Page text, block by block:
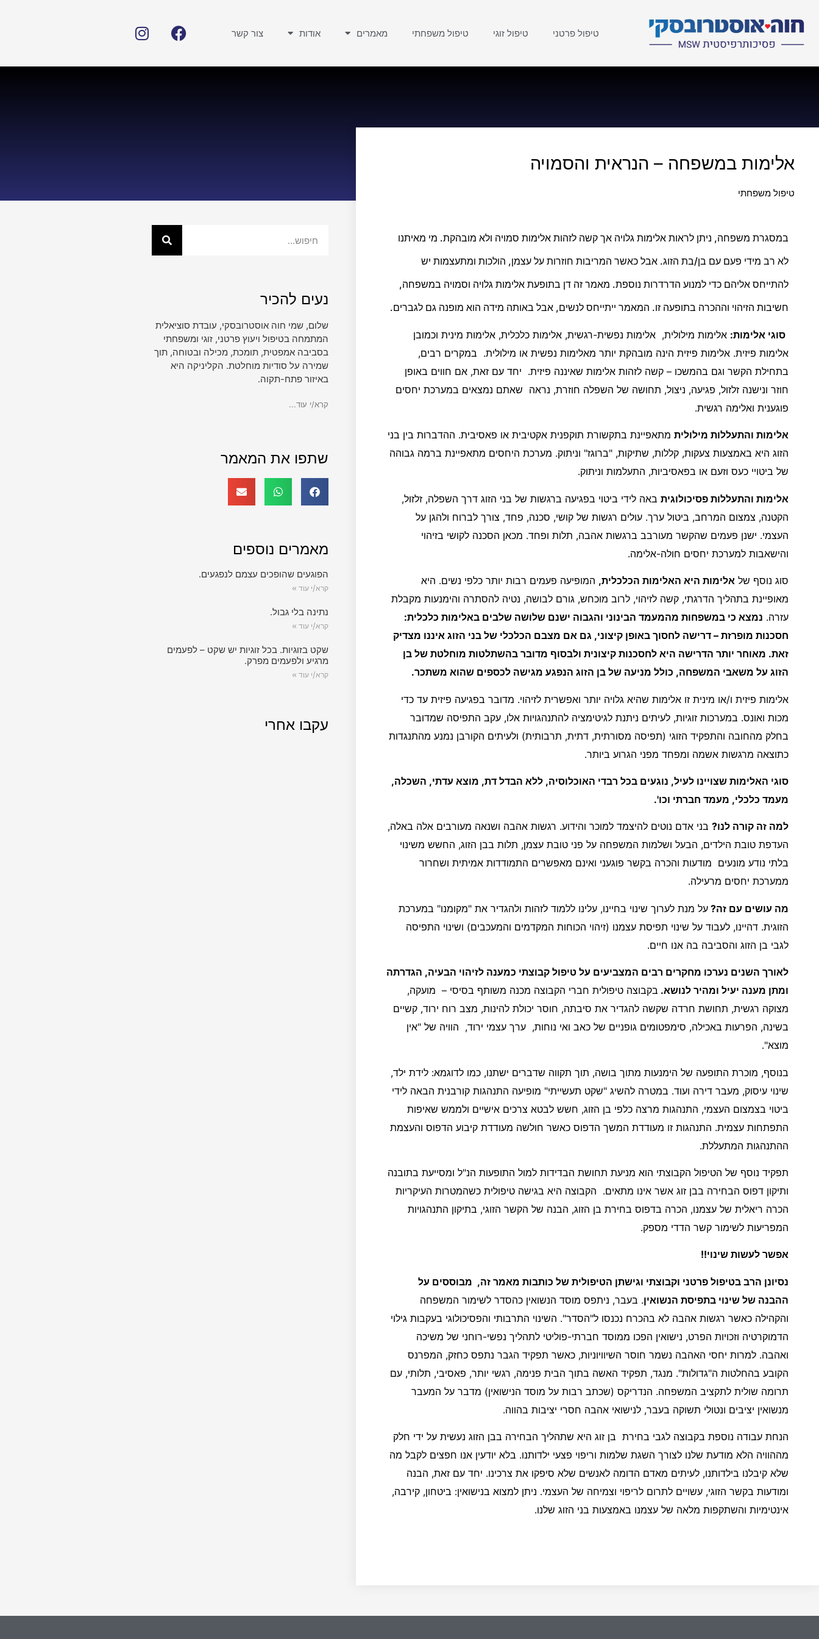
טיפול פרטני טיפול זוגי טיפול משפחתי מאמרים אודות צור קשר
אלימות במשפחה – הנראית והסמויה
טיפול משפחתי
במסגרת משפחה, ניתן לראות אלימות גלויה אך קשה לזהות אלימות סמויה ולא מובהקת. מי מאיתנו
לא רב מידי פעם עם בן/בת הזוג. אבל כאשר המריבות חוזרות על עצמן, הולכות ומתעצמות יש
להתייחס אליהם כדי למנוע הדרדרות נוספת. מאמר זה דן בתופעת אלימות גלויה וסמויה במשפחה,
חשיבות הזיהוי וההכרה בתופעה זו. המאמר ייתייחס לנשים, אבל באותה מידה הוא מופנה גם לגברים.
סוגי אלימות: אלימות מילולית, אלימות נפשית-רגשית, אלימות כלכלית, אלימות מינית וכמובן
אלימות פיזית. אלימות פיזית הינה מובהקת יותר מאלימות נפשית או מילולית. במקרים רבים,
בתחילת הקשר וגם בהמשכו – קשה לזהות אלימות שאיננה פיזית. יחד עם זאת, אם חווים באופן
חוזר ונישנה זלזול, פגיעה, ניצול, תחושה של השפלה חוזרת, נראה שאתם נמצאים במערכת יחסים
פוגענית ואלימה רגשית.
אלימות והתעללות מילולית מתאפיינת בתקשורת תוקפנית אקטיבית או פאסיבית. ההדברות בין בני
הזוג היא באמצעות צעקות, קללות, שתיקות, "ברוגז" וניתוק. מערכת היחסים מתאפיינת ברמה גבוהה
של ביטויי כעס וזעם או בפאסיביות, התעלמות וניתוק.
אלימות והתעללות פסיכולוגית באה לידי ביטוי בפגיעה ברגשות של בני הזוג דרך השפלה, זלזול,
הקטנה, צמצום המרחב, ביטול ערך. עולים רגשות של קושי, סכנה, פחד, צורך לברוח ולהגן על
העצמי. ישנן פעמים שהקשר מעורבב ברגשות אהבה, תלות ופחד. מכאן הסכנה לקושי בזיהוי
והישאבות למערכת יחסים חולה-אלימה.
סוג נוסף של אלימות היא האלימות הכלכלית, המופיעה פעמים רבות יותר כלפי נשים. היא
מאופיינת בתהליך הדרגתי, קשה לזיהוי, לרוב מוכחש, גורם לבושה, נטיה להסתרה והימנעות מקבלת
עזרה. נמצא כי במשפחות מהמעמד הבינוני והגבוה ישנם שלושה שלבים באלימות כלכלית:
חסכנות מופרזת – דרישה לחסוך באופן קיצוני, גם אם מצבם הכלכלי של בני הזוג איננו מצדיק
זאת. מאוחר יותר הדרישה היא לחסכנות קיצונית ולבסוף מדובר בהשתלטות מוחלטת של בן
הזוג על משאבי המשפחה, כולל מניעה של בן הזוג הנפגע מגישה לכספים שהוא משתכר.
אלימות פיזית ו/או מינית זו אלימות שהיא גלויה יותר ואפשרית לזיהוי. מדובר בפגיעה פיזית עד כדי
מכות ואונס. במערכות זוגיות, לעיתים ניתנת לגיטימציה להתנהגויות אלו, עקב התפיסה שמדובר
בחלק מהחובה והתפקיד הזוגי (תפיסה מסורתית, דתית, תרבותית) ולעיתים הקורבן נמנע מהתנגדות
כתוצאה מרגשות אשמה ומפחד מפני הגרוע ביותר.
סוגי האלימות שצויינו לעיל, נוגעים בכל רבדי האוכלוסיה, ללא הבדל דת, מוצא עדתי, השכלה,
מעמד כלכלי, מעמד חברתי וכו'.
למה זה קורה לנו? בני אדם נוטים להיצמד למוכר והידוע. רגשות אהבה ושנאה מעורבים אלה באלה,
העדפת טובת הילדים, הבעל ושלמות המשפחה על פני טובת עצמן, תלות בבן הזוג, החשש משינוי
בלתי נודע מונעים מודעות והכרה בקשר פוגעני ואינם מאפשרים התמודדות אמיתית ושחרור
ממערכת יחסים מרעילה.
מה עושים עם זה? על מנת לערוך שינוי בחיינו, עלינו ללמוד לזהות ולהגדיר את "מקומנו" במערכת
הזוגית. דהיינו, לעבוד על שינוי תפיסת עצמנו (זיהוי הכוחות המקדמים והמעכבים) ושינוי התפיסה
לגבי בן הזוג והסביבה בה אנו חיים.
לאורך השנים נערכו מחקרים רבים המצביעים על טיפול קבוצתי כמענה לזיהוי הבעיה, הגדרתה
ומתן מענה יעיל ומהיר לנושא. בקבוצה טיפולית חברי הקבוצה מכנה משותף בסיסי – מועקה,
מצוקה רגשית, תחושת חרדה שקשה להגדיר את סיבתה, חוסר יכולת להינות, מצב רוח ירוד, קשיים
בשינה, הפרעות באכילה, סימפטומים גופניים של כאב ואי נוחות, ערך עצמי ירוד, הוויה של "אין
מוצא".
בנוסף, מוכרת התופעה של הימנעות מתוך בושה, תוך תקווה שדברים ישתנו, כמו לדוגמא: לידת ילד,
שינוי עיסוק, מעבר דירה ועוד. במטרה להשיג "שקט תעשייתי" מופיעה התנהגות קורבנית הבאה לידי
ביטוי בצמצום העצמי, התנהגות מרצה כלפי בן הזוג, חשש לבטא צרכים אישיים ולממש שאיפות
התפתחות עצמית. התנהגות זו מעודדת המשך הדפוס כאשר חולשה מעודדת קיבוע הדפוס והעצמת
ההתנהגות המתעללת.
תפקיד נוסף של הטיפול הקבוצתי הוא מניעת תחושת הבדידות למול התופעות הנ"ל ומסייעת בתובנה
ותיקון דפוס הבחירה בבן זוג אשר אינו מתאים. הקבוצה היא בגישה טיפולית כשהמטרות העיקריות
הכרה ריאלית של עצמנו, הכרה בדפוס בחירת בן הזוג, הבנה של הקשר הזוגי, בתיקון התנהגויות
המפריעות לשימור קשר הדדי מספק.
אפשר לעשות שינוי!!
נסיונן הרב בטיפול פרטני וקבוצתי וגישתן הטיפולית של כותבות מאמר זה, מבוססים על
ההבנה של שינוי בתפיסת הנשואין. בעבר, ניתפס מוסד הנשואין כהסדר לשימור המשפחה
והקהילה כאשר רגשות אהבה לא בהכרח נכנסו ל"הסדר". השינוי התרבותי והפסיכולוגי בעקבות גילוי
הדמוקרטיה וזכויות הפרט, נישואין הפכו ממוסד חברתי-פוליטי לתהליך נפשי-רוחני של משיכה
ואהבה. למרות יחסי האהבה נשמר חוסר השיוויוניות, כאשר תפקיד הגבר נתפס כחזק, המפרנס
הקובע בהחלטות ה"גדולות". מנגד, תפקיד האשה בתוך הבית פנימה, רגשי יותר, פאסיבי, תלותי, עם
תרומה שולית לתקציב המשפחה. הנדריקס (שכתב רבות על מוסד הנישואין) מדבר על המעבר
מנשואין יציבים ונטולי תשוקה בעבר, לנישואי אהבה חסרי יציבות בהווה.
הנחת עבודה נוספת בקבוצה לגבי בחירת בן זוג היא שתהליך הבחירה בבן הזוג נעשית על ידי חלק
מההוויה הלא מודעת שלנו לצורך השגת שלמות וריפוי פצעי ילדותנו. בלא יודעין אנו חפצים לקבל מה
שלא קיבלנו בילדותנו, לעיתים מאדם הדומה לאנשים שלא סיפקו את צרכינו. יחד עם זאת, הבנה
ומודעות בקשר הזוגי, עשויים לתרום לריפוי וצמיחה של העצמי. ניתן למצוא בנישואין: ביטחון, קירבה,
אינטימיות והשתקפות מלאה של עצמנו באמצעות בני הזוג שלנו.
נעים להכיר
שלום, שמי חוה אוסטרובסקי, עובדת סוציאלית
המתמחה בטיפול ויעוץ פרטני, זוגי ומשפחתי
בסביבה אמפטית, תומכת, מכילה ובטוחה, תוך
שמירה על סודיות מוחלטת. הקליניקה היא
באיזור פתח-תקוה.
קרא/י עוד...
שתפו את המאמר
מאמרים נוספים
הפוגעים שהופכים עצמם לנפגעים.
קרא/י עוד »
נתינה בלי גבול.
קרא/י עוד »
שקט בזוגיות. בכל זוגיות יש שקט – לפעמים
מרגיע ולפעמים מפרק.
קרא/י עוד »
עקבו אחרי